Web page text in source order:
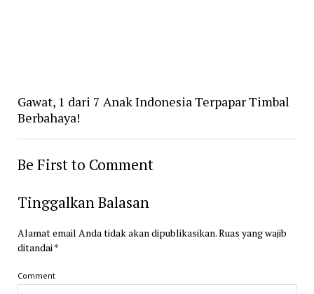
Gawat, 1 dari 7 Anak Indonesia Terpapar Timbal
Berbahaya!
Be First to Comment
Tinggalkan Balasan
Alamat email Anda tidak akan dipublikasikan.Ruas yang wajib
ditandai *
Comment